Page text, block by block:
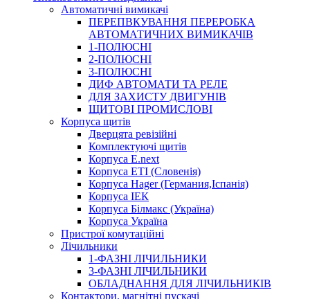
Автоматичні вимикачі
ПЕРЕПВКУВАННЯ ПЕРЕРОБКА
АВТОМАТИЧНИХ ВИМИКАЧІВ
1-ПОЛЮСНІ
2-ПОЛЮСНІ
3-ПОЛЮСНІ
ДИФ АВТОМАТИ ТА РЕЛЕ
ДЛЯ ЗАХИСТУ ДВИГУНІВ
ЩИТОВІ ПРОМИСЛОВІ
Корпуса щитів
Дверцята ревізійні
Комплектуючі щитів
Корпуса E.next
Корпуса ETI (Словенія)
Корпуса Hager (Германия,Іспанія)
Корпуса ІЕК
Корпуса Білмакс (Україна)
Корпуса Україна
Пристрої комутаційні
Лічильники
1-ФАЗНІ ЛІЧИЛЬНИКИ
3-ФАЗНІ ЛІЧИЛЬНИКИ
ОБЛАДНАННЯ ДЛЯ ЛІЧИЛЬНИКІВ
Контактори, магнітні пускачі